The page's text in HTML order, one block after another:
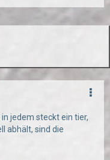
jedem steckt ein tier,
abhält, sind die